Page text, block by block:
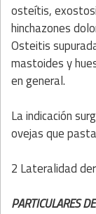
osteítis,
hinchazones
Osteitis
mastoides y
en general.
La indicación
ovejas que
2 Lateralidad
PARTICULARES